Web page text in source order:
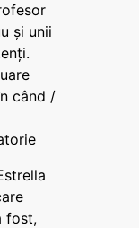
și unii
când /
fost,